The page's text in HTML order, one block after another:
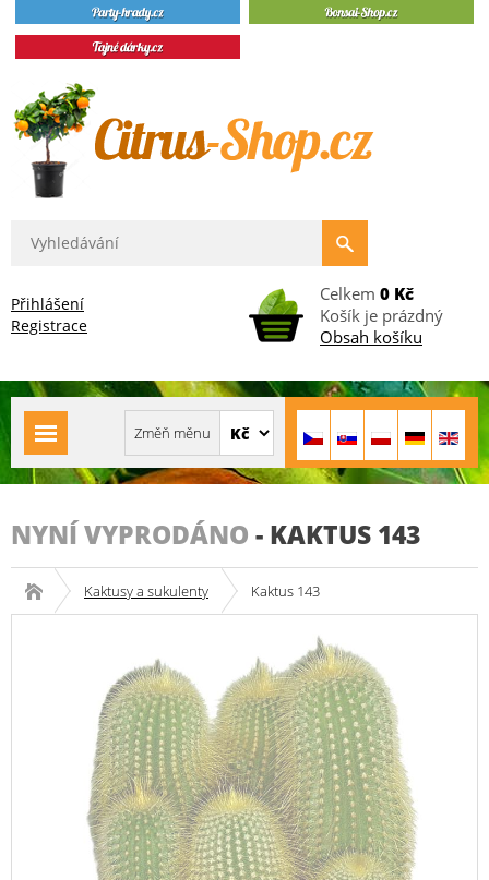
Přihlášení
Registrace
Celkem 0 Kč
Košík je prázdný
Obsah košíku
NYNÍ VYPRODÁNO - KAKTUS 143
Kaktusy a sukulenty Kaktus 143